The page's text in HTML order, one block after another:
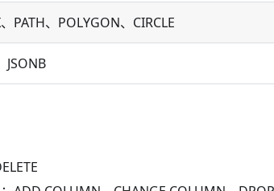
PATH、POLYGON、CIRCLE
JSONB